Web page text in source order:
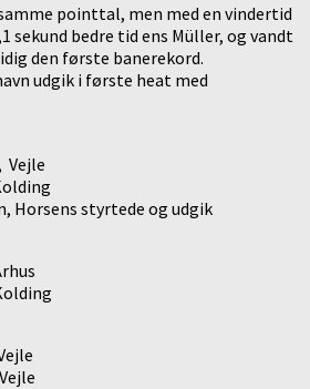
pointtal, men med en vindertid
sekund bedre tid ens Müller, og vandt
den første banerekord.
udgik i første heat med
Vejle
Horsens styrtede og udgik